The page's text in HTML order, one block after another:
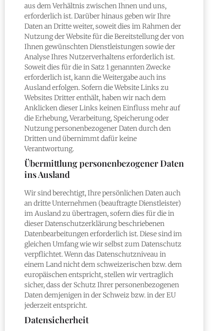
aus dem Verhältnis zwischen Ihnen und uns,
erforderlich ist. Darüber hinaus geben wir Ihre
Daten an Dritte weiter, soweit dies im Rahmen der
Nutzung der Website für die Bereitstellung der von
Ihnen gewünschten Dienstleistungen sowie der
Analyse Ihres Nutzerverhaltens erforderlich ist.
Soweit dies für die in Satz 1 genannten Zwecke
erforderlich ist, kann die Weitergabe auch ins
Ausland erfolgen. Sofern die Website Links zu
Websites Dritter enthält, haben wir nach dem
Anklicken dieser Links keinen Einfluss mehr auf
die Erhebung, Verarbeitung, Speicherung oder
Nutzung personenbezogener Daten durch den
Dritten und übernimmt dafür keine
Verantwortung.
Übermittlung personenbezogener Daten
ins Ausland
Wir sind berechtigt, Ihre persönlichen Daten auch
an dritte Unternehmen (beauftragte Dienstleister)
im Ausland zu übertragen, sofern dies für die in
dieser Datenschutzerklärung beschriebenen
Datenbearbeitungen erforderlich ist. Diese sind im
gleichen Umfang wie wir selbst zum Datenschutz
verpflichtet. Wenn das Datenschutzniveau in
einem Land nicht dem schweizerischen bzw. dem
europäischen entspricht, stellen wir vertraglich
sicher, dass der Schutz Ihrer personenbezogenen
Daten demjenigen in der Schweiz bzw. in der EU
jederzeit entspricht.
Datensicherheit